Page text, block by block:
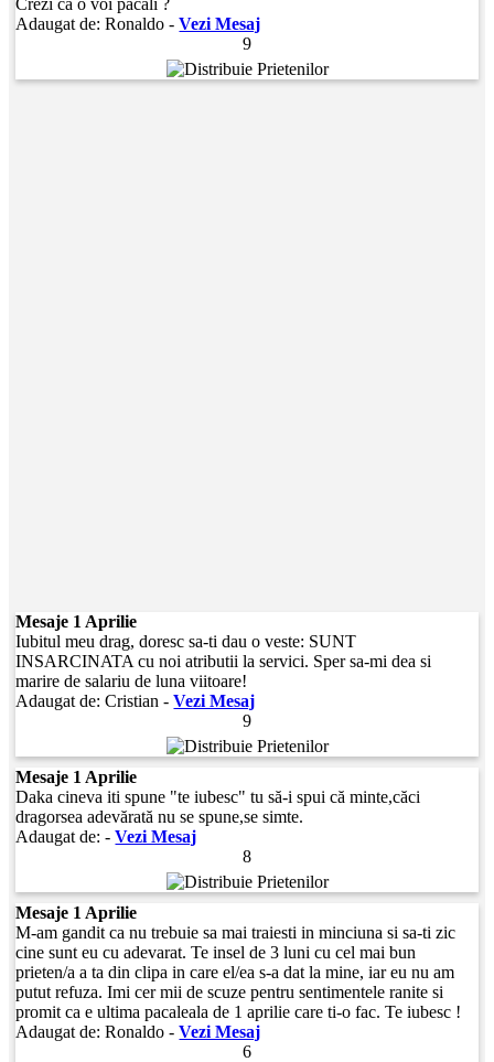
Adaugat de:Ronaldo -Vezi Mesaj
9
Mesaje 1 Aprilie
Iubitul meu drag, doresc sa-ti dau o veste: SUNT
INSARCINATA cu noi atributii la servici. Sper sa-mi dea si
marire de salariu de luna viitoare!
Adaugat de:Cristian -Vezi Mesaj
9
Mesaje 1 Aprilie
Daka cineva iti spune "te iubesc" tu să-i spui că minte,căci
dragorsea adevărată nu se spune,se simte.
Adaugat de:-Vezi Mesaj
8
Mesaje 1 Aprilie
M-am gandit ca nu trebuie sa mai traiesti in minciuna si sa-ti zic
cine sunt eu cu adevarat. Te insel de 3 luni cu cel mai bun
prieten/a a ta din clipa in care el/ea s-a dat la mine, iar eu nu am
putut refuza. Imi cer mii de scuze pentru sentimentele ranite si
promit ca e ultima pacaleala de 1 aprilie care ti-o fac. Te iubesc !
Adaugat de:Ronaldo -Vezi Mesaj
6